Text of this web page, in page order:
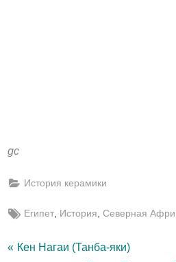
gc
История керамики
Tags:
Египет История ,Северная
Навигация
P
Кен Нагаи (Танба-яки)